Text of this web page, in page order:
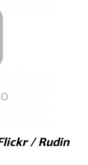
/ Rudin